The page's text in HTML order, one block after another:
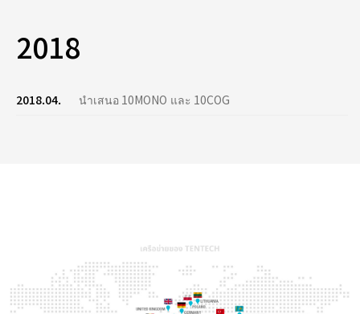
2018
2018.04. นำเสนอ 10MONO และ 10COG